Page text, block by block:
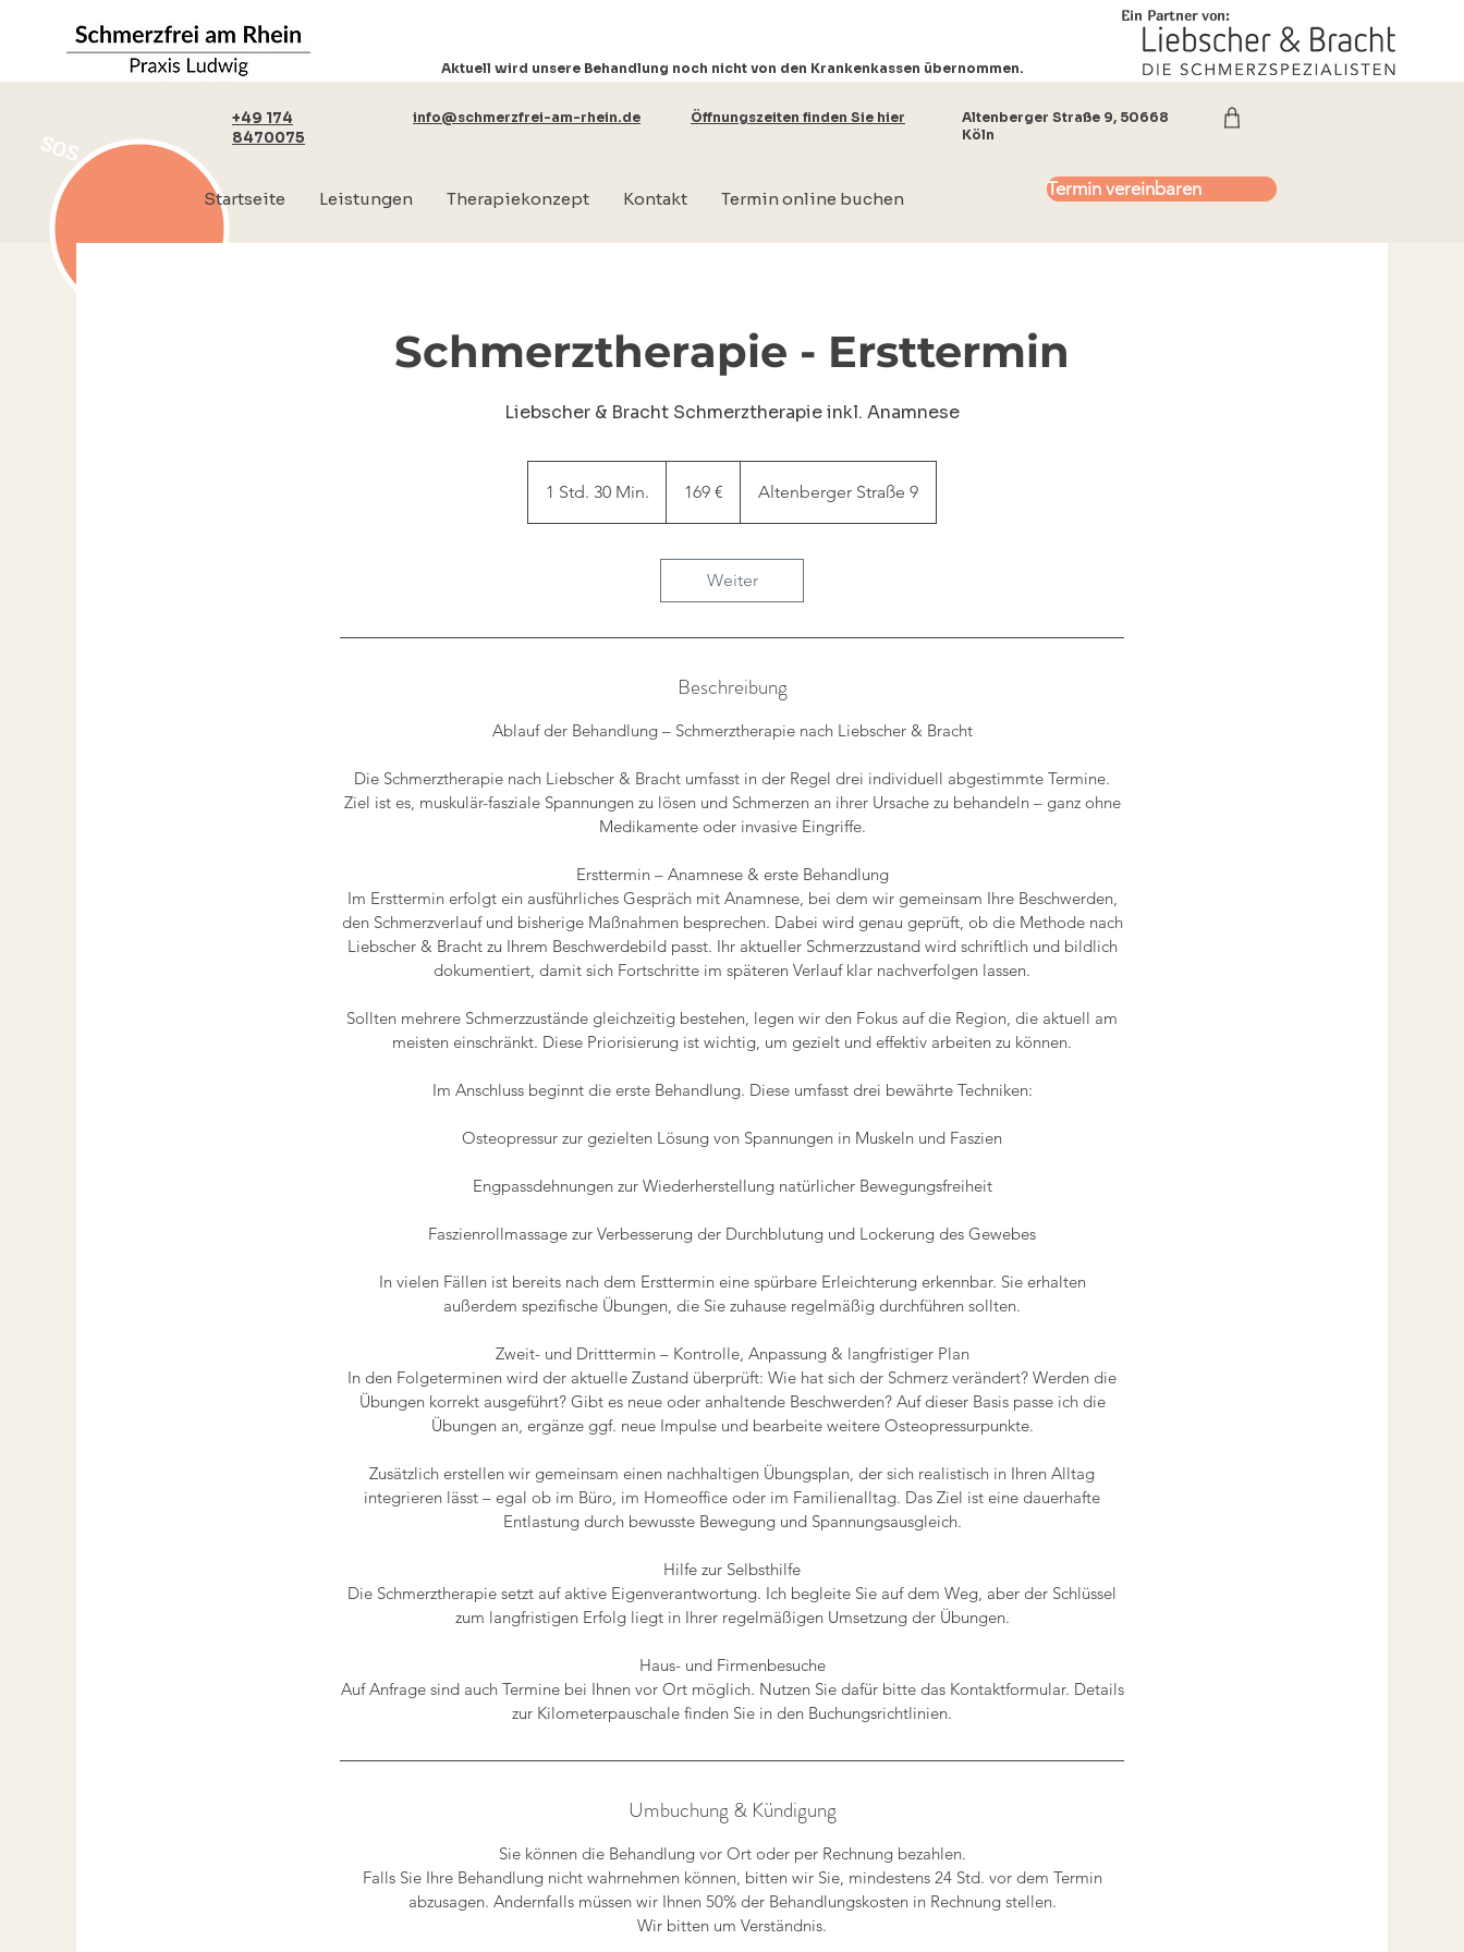
Ein Partner von:
Aktuell wird unsere Behandlung noch nicht von den Krankenkassen übernommen.
SOS
+49 174
8470075
info@schmerzfrei-am-rhein.de Öffnungszeiten finden Sie hier
Altenberger Straße 9, 50668
Köln​
Startseite Leistungen Therapiekonzept Kontakt Termin online buchen Termin vereinbaren
Schmerztherapie - Ersttermin
Liebscher & Bracht Schmerztherapie inkl. Anamnese
1 Std. 30 Min.
S
.
169 € Altenberger Straße 9
Weiter
Beschreibung
Ablauf der Behandlung – Schmerztherapie nach Liebscher & Bracht
Die Schmerztherapie nach Liebscher & Bracht umfasst in der Regel drei individuell abgestimmte Termine.
Ziel ist es, muskulär-fasziale Spannungen zu lösen und Schmerzen an ihrer Ursache zu behandeln – ganz ohne
Medikamente oder invasive Eingriffe.
Ersttermin – Anamnese & erste Behandlung
Im Ersttermin erfolgt ein ausführliches Gespräch mit Anamnese, bei dem wir gemeinsam Ihre Beschwerden,
den Schmerzverlauf und bisherige Maßnahmen besprechen. Dabei wird genau geprüft, ob die Methode nach
Liebscher & Bracht zu Ihrem Beschwerdebild passt. Ihr aktueller Schmerzzustand wird schriftlich und bildlich
dokumentiert, damit sich Fortschritte im späteren Verlauf klar nachverfolgen lassen.
Sollten mehrere Schmerzzustände gleichzeitig bestehen, legen wir den Fokus auf die Region, die aktuell am
meisten einschränkt. Diese Priorisierung ist wichtig, um gezielt und effektiv arbeiten zu können.
Im Anschluss beginnt die erste Behandlung. Diese umfasst drei bewährte Techniken:
Osteopressur zur gezielten Lösung von Spannungen in Muskeln und Faszien
Engpassdehnungen zur Wiederherstellung natürlicher Bewegungsfreiheit
Faszienrollmassage zur Verbesserung der Durchblutung und Lockerung des Gewebes
In vielen Fällen ist bereits nach dem Ersttermin eine spürbare Erleichterung erkennbar. Sie erhalten
außerdem spezifische Übungen, die Sie zuhause regelmäßig durchführen sollten.
Zweit- und Dritttermin – Kontrolle, Anpassung & langfristiger Plan
In den Folgeterminen wird der aktuelle Zustand überprüft: Wie hat sich der Schmerz verändert? Werden die
Übungen korrekt ausgeführt? Gibt es neue oder anhaltende Beschwerden? Auf dieser Basis passe ich die
Übungen an, ergänze ggf. neue Impulse und bearbeite weitere Osteopressurpunkte.
Zusätzlich erstellen wir gemeinsam einen nachhaltigen Übungsplan, der sich realistisch in Ihren Alltag
integrieren lässt – egal ob im Büro, im Homeoffice oder im Familienalltag. Das Ziel ist eine dauerhafte
Entlastung durch bewusste Bewegung und Spannungsausgleich.
Hilfe zur Selbsthilfe
Die Schmerztherapie setzt auf aktive Eigenverantwortung. Ich begleite Sie auf dem Weg, aber der Schlüssel
zum langfristigen Erfolg liegt in Ihrer regelmäßigen Umsetzung der Übungen.
Haus- und Firmenbesuche
Auf Anfrage sind auch Termine bei Ihnen vor Ort möglich. Nutzen Sie dafür bitte das Kontaktformular. Details
zur Kilometerpauschale finden Sie in den Buchungsrichtlinien.
Umbuchung & Kündigung
Sie können die Behandlung vor Ort oder per Rechnung bezahlen.
Falls Sie Ihre Behandlung nicht wahrnehmen können, bitten wir Sie, mindestens 24 Std. vor dem Termin
abzusagen. Andernfalls müssen wir Ihnen 50% der Behandlungskosten in Rechnung stellen.
Wir bitten um Verständnis.